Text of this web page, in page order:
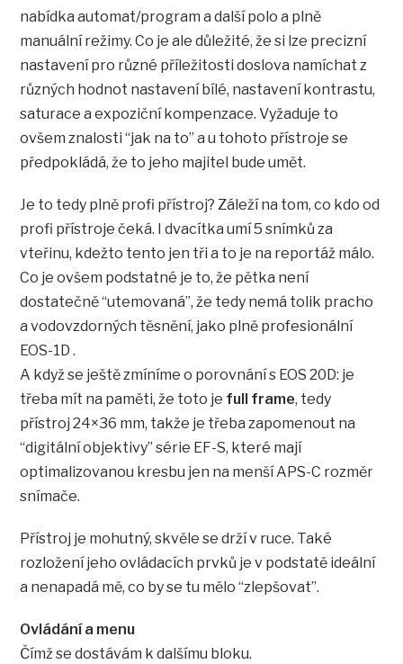
nabídka automat/program a další polo a plně
manuální režimy. Co je ale důležité, že si lze precizní
nastavení pro různé příležitosti doslova namíchat z
různých hodnot nastavení bílé, nastavení kontrastu,
saturace a expoziční kompenzace. Vyžaduje to
ovšem znalosti “jak na to” a u tohoto přístroje se
předpokládá, že to jeho majitel bude umět.
Je to tedy plně profi přístroj? Záleží na tom, co kdo od
profi přístroje čeká. I dvacítka umí 5 snímků za
vteřinu, kdežto tento jen tři a to je na reportáž málo.
Co je ovšem podstatné je to, že pětka není
dostatečně “utemovaná”, že tedy nemá tolik pracho
a vodovzdorných těsnění, jako plně profesionální
EOS-1D .
A když se ještě zmíníme o porovnání s EOS 20D: je
třeba mít na paměti, že toto je full frame, tedy
přístroj 24×36 mm, takže je třeba zapomenout na
“digitální objektivy” série EF-S, které mají
optimalizovanou kresbu jen na menší APS-C rozměr
snímače.
Přístroj je mohutný, skvěle se drží v ruce. Také
rozložení jeho ovládacích prvků je v podstatě ideální
a nenapadá mě, co by se tu mělo “zlepšovat”.
Ovládání a menu
Čímž se dostávám k dalšímu bloku.